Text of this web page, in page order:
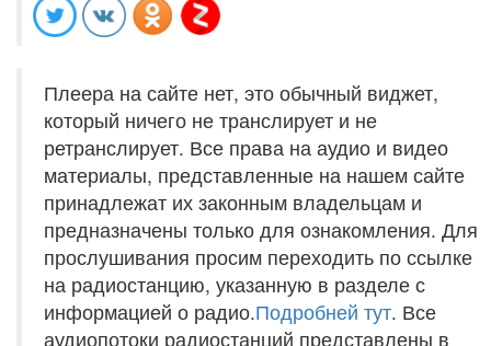
Плеера на сайте нет, это обычный виджет,
который ничего не транслирует и не
ретранслирует. Все права на аудио и видео
материалы, представленные на нашем сайте
принадлежат их законным владельцам и
предназначены только для ознакомления. Для
прослушивания просим переходить по ссылке
на радиостанцию, указанную в разделе с
информацией о радио.Подробней тут. Все
аудиопотоки радиостанций представлены в